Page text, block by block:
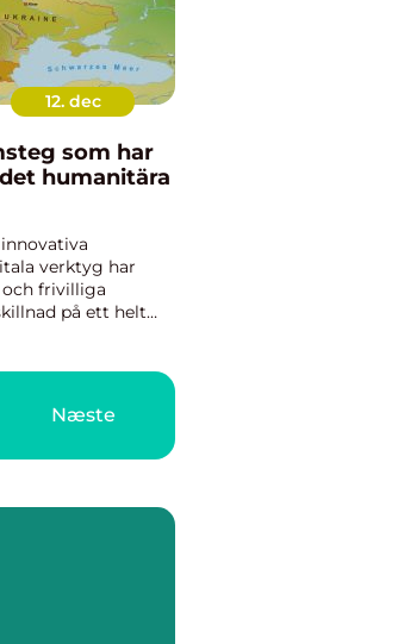
12. dec
som har
humanitära
verktyg har
frivilliga
på ett helt
Næste